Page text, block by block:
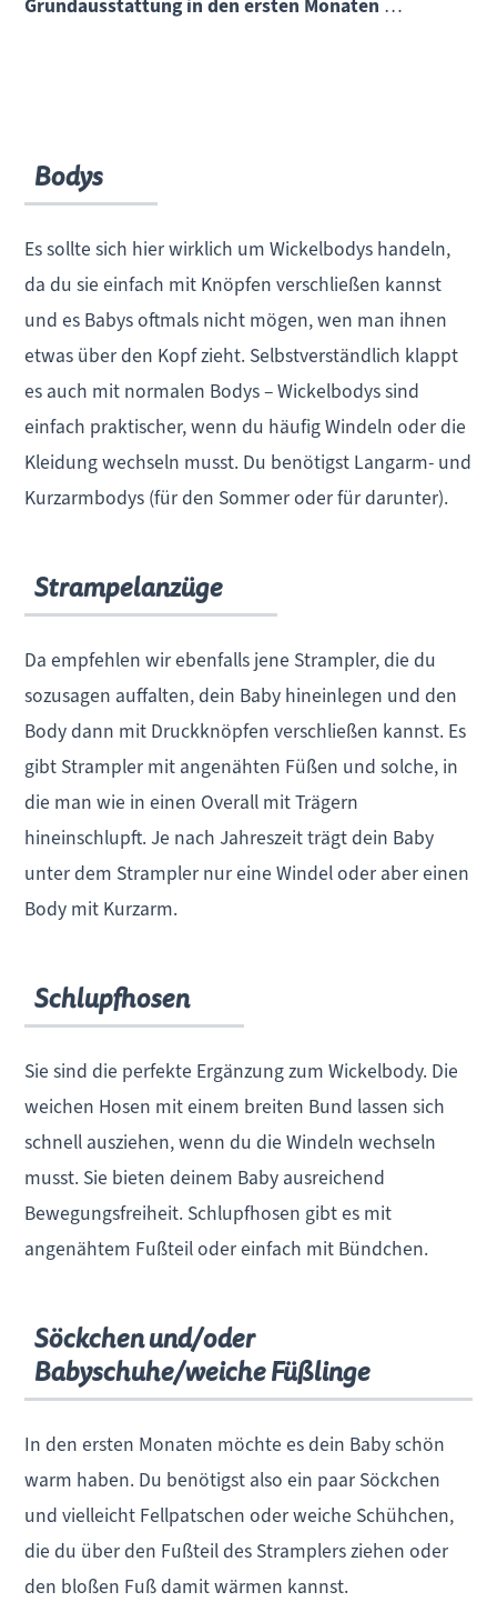
Grundausstattung in den ersten Monaten …
Bodys
Es sollte sich hier wirklich um Wickelbodys handeln,
da du sie einfach mit Knöpfen verschließen kannst
und es Babys oftmals nicht mögen, wen man ihnen
etwas über den Kopf zieht. Selbstverständlich klappt
es auch mit normalen Bodys – Wickelbodys sind
einfach praktischer, wenn du häufig Windeln oder die
Kleidung wechseln musst. Du benötigst Langarm- und
Kurzarmbodys (für den Sommer oder für darunter).
Strampelanzüge
Da empfehlen wir ebenfalls jene Strampler, die du
sozusagen auffalten, dein Baby hineinlegen und den
Body dann mit Druckknöpfen verschließen kannst. Es
gibt Strampler mit angenähten Füßen und solche, in
die man wie in einen Overall mit Trägern
hineinschlupft. Je nach Jahreszeit trägt dein Baby
unter dem Strampler nur eine Windel oder aber einen
Body mit Kurzarm.
Schlupfhosen
Sie sind die perfekte Ergänzung zum Wickelbody. Die
weichen Hosen mit einem breiten Bund lassen sich
schnell ausziehen, wenn du die Windeln wechseln
musst. Sie bieten deinem Baby ausreichend
Bewegungsfreiheit. Schlupfhosen gibt es mit
angenähtem Fußteil oder einfach mit Bündchen.
Söckchen und/oder
Babyschuhe/weiche Füßlinge
In den ersten Monaten möchte es dein Baby schön
warm haben. Du benötigst also ein paar Söckchen
und vielleicht Fellpatschen oder weiche Schühchen,
die du über den Fußteil des Stramplers ziehen oder
den bloßen Fuß damit wärmen kannst.